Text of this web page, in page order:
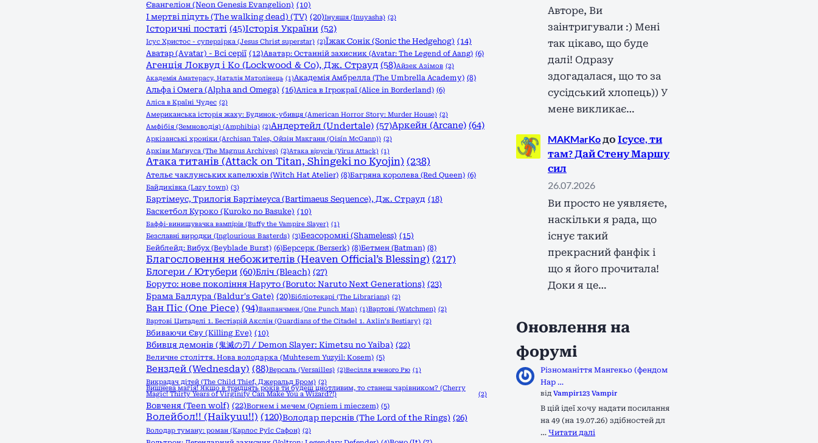
Євангеліон (Neon Genesis Evangelion) (10)
І мертві підуть (The walking dead) (TV) (20)Інуяшя (Inuyasha) (2)
Історичні постаті (45)Історія України (52)
Ісус Христос - суперзірка (Jesus Christ superstar) (2)Їжак Сонік (Sonic the Hedgehog) (14)
Аватар (Avatar) - Всі серії (12)Аватар: Останній захисник (Avatar: The Legend of Aang) (6)
Агенція Локвуд і Кo (Lockwood & Co), Дж. Страуд (58)Айзек Азімов (2)
Академія Аматерасу, Наталія Матолінець (1)Академія Амбрелла (The Umbrella Academy) (8)
Альфа і Омега (Alpha and Omega) (16)Аліса в Ігрокраї (Alice in Borderland) (6)
Аліса в Країні Чудес (2)
Американська історія жаху: Будинок-убивця (American Horror Story: Murder House) (2)
Амфібія (Земноводія) (Amphibia) (2)Андертейл (Undertale) (57)Аркейн (Arcane) (64)
Аркізанські хроніки (Archisan Tales, Ойзін Макганн (Oisín McGann)) (2)
Архіви Маґнуса (The Magnus Archives) (2)Атака вірусів (Virus Attack) (1)
Атака титанів (Attack on Titan, Shingeki no Kyojin) (238)
Ательє чаклунських капелюхів (Witch Hat Atelier) (8)Багряна королева (Red Queen) (6)
Байдиківка (Lazy town) (3)
Бартімеус, Трилогія Бартімеуса (Bartimaeus Sequence), Дж. Страуд (18)
Баскетбол Куроко (Kuroko no Basuke) (10)
Баффі-винищувачка вампірів (Buffy the Vampire Slayer) (1)
Безславні виродки (Inglourious Basterds) (3)Безсоромні (Shameless) (15)
Бейблейд: Вибух (Beyblade Burst) (6)Берсерк (Berserk) (8)Бетмен (Batman) (8)
Благословення небожителів (Heaven Official’s Blessing) (217)
Блогери / Ютубери (60)Бліч (Bleach) (27)
Боруто: нове покоління Наруто (Boruto: Naruto Next Generations) (23)
Брама Балдура (Baldur's Gate) (20)Бібліотекарі (The Librarians) (2)
Ван Піс (One Piece) (94)Ванпанчмен (One Punch Man) (1)Вартові (Watchmen) (2)
Вартові Цитаделі 1. Бестіарій Акслін (Guardians of the Citadel 1. Axlin’s Bestiary) (2)
Вбиваючи Єву (Killing Eve) (10)
Вбивця демонів (鬼滅の刃 / Demon Slayer: Kimetsu no Yaiba) (22)
Величне століття. Нова володарка (Muhtesem Yuzyil: Kosem) (5)
Венздей (Wednesday) (88)Версаль (Versailles) (2)Весілля вченого Рю (1)
Викрадач дітей (The Child Thief, Джеральд Бром) (2)
Вишнева магія! Якщо в тридцять років ти будеш цнотливим, то станеш чарівником? (Cherry
Magic! Thirty Years of Virginity Can Make You a Wizard?!) (2)
Вовченя (Teen wolf) (22)Вогнем і мечем (Ogniem i mieczem) (5)
Волейбол!! (Haikyuu!!) (120)Володар перснів (The Lord of the Rings) (26)
Володар туману: роман (Карлос Руїс Сафон) (2)
Авторе, Ви
заінтригували :) Мені
так цікаво, що буде
далі! Одразу
здогадалася, що то за
сусідський хлопець)) У
мене викликає…
MAKMarKoдо Ісусе, ти
там? Дай Стену Маршу
сил
26.07.2026
Ви просто не уявляєте,
наскільки я рада, що
існує такий
прекрасний фанфік і
що я його прочитала!
Доки я це…
Оновлення на
форумі
Різноманіття Мангекьо (фендом
Нар …
від Vampir123 Vampir
В цій ідеї хочу надати посилання
на 49 (на 19.07.26) здібностей дл
… Читати далі